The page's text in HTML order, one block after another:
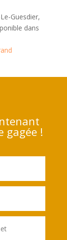
Guesdier,
dans
gagée !